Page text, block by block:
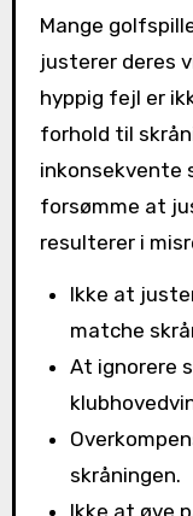
Mange
justerer deres
hyppig fejl er
forhold til
inkonsekvente
forsømme at
resulterer i
Ikke at
matche
At ignorere
skråningen.
Ikke at øve